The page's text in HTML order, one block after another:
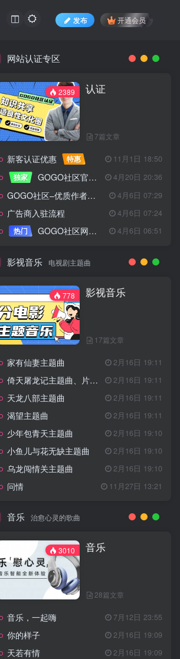
发布 开通会员
网站认证专区
2389 认证
7篇文章
新客认证优惠 特惠
11月1日 18:50
独家
GOGO社区官方成员认证 4月20日 20:36
GOGO社区–优质作者认证 4月6日 07:29
广告商入驻流程
4月6日 07:24
热门
GOGO社区网站搭建(自助服务) 4月6日 06:51
影视音乐 电视剧主题曲
778 影视音乐
17篇文章
家有仙妻主题曲 2月16日 19:11
倚天屠龙记主题曲、片头曲 2月16日 19:11
天龙八部主题曲 2月16日 19:11
渴望主题曲 2月16日 19:11
少年包青天主题曲 2月16日 19:10
小鱼儿与花无缺主题曲 2月16日 19:10
乌龙闯情关主题曲 2月16日 19:10
问情 11月27日 13:21
音乐 治愈心灵的歌曲
3010 音乐
28篇文章
音乐，一起嗨 7月12日 23:55
你的样子 2月16日 19:09
天若有情 2月16日 19:09
新客认证优惠 特惠
11月1日 18:50
独家
GOGO社区官方成员认证
GOGO社区–优质作者认证
广告商入驻流程
4月6日 07:24
热门
GOGO社区网站搭建(自助服务) 4月6日 06:51
电视剧主题曲
影视音乐
17篇文章
家有仙妻主题曲 2月16日 19:11
倚天屠龙记主题曲、片头曲 2月16日 19:11
渴望主题曲
少年包青天主题曲
小鱼儿与花无缺主题曲
乌龙闯情关主题曲 2月16日 19:10
问情 11月27日 13:21
治愈心灵的歌曲